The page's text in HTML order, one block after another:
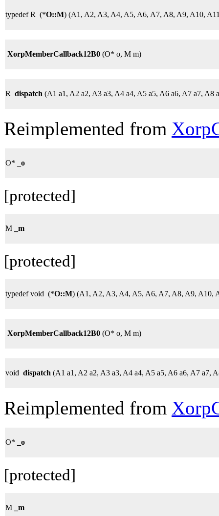
typedef R (*O::M) (A1, A2, A3, A4, A5, A6, A7, A8, A9, A10,
XorpMemberCallback12B0 (O* o, M m)
R dispatch (A1 a1, A2 a2, A3 a3, A4 a4, A5 a5, A6 a6, A7 a7, A8
Reimplemented from
O* _o
[protected]
M _m
[protected]
typedef void (*O::M) (A1, A2, A3, A4, A5, A6, A7, A8, A9, A10,
XorpMemberCallback12B0 (O* o, M m)
void dispatch (A1 a1, A2 a2, A3 a3, A4 a4, A5 a5, A6 a6, A7 a7,
Reimplemented from
O* _o
[protected]
M _m